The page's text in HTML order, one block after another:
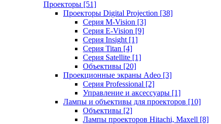
Проекторы [51]
Проекторы Digital Projection [38]
Серия M-Vision [3]
Серия E-Vision [9]
Серия Insight [1]
Серия Titan [4]
Серия Satellite [1]
Объективы [20]
Проекционные экраны Adeo [3]
Серия Professional [2]
Управление и аксессуары [1]
Лампы и объективы для проекторов [10]
Объективы [2]
Лампы проекторов Hitachi, Maxell [8]